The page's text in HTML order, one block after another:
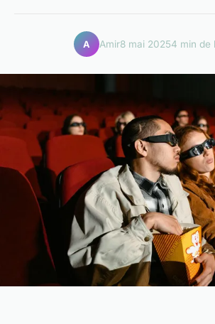
A Amir8 mai 20254 min de